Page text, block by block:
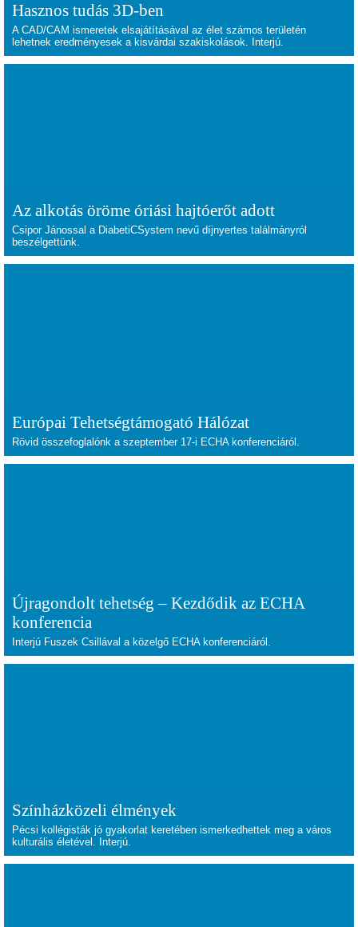
Hasznos tudás 3D-ben
A CAD/CAM ismeretek elsajátításával az élet számos területén
lehetnek eredményesek a kisvárdai szakiskolások. Interjú.
Az alkotás öröme óriási hajtóerőt adott
Csipor Jánossal a DiabetiCSystem nevű díjnyertes találmányról
beszélgettünk.
Európai Tehetségtámogató Hálózat
Rövid összefoglalónk a szeptember 17-i ECHA konferenciáról.
Újragondolt tehetség – Kezdődik az ECHA
konferencia
Interjú Fuszek Csillával a közelgő ECHA konferenciáról.
Színházközeli élmények
Pécsi kollégisták jó gyakorlat keretében ismerkedhettek meg a város
kulturális életével. Interjú.